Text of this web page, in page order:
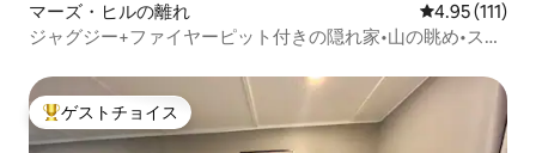
マーズ・ヒルの離れ レビュー111
4.95 (111)
ジャグジー+ファイヤーピット付きの隠れ家•山の眺め•スキ
大好評のゲストチョイスです。
ゲストチョイス